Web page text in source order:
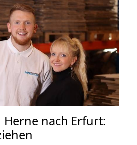
Herne nach Erfurt: